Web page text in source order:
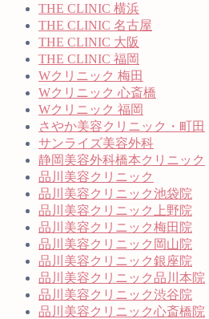
THE CLINIC 横浜
THE CLINIC 名古屋
THE CLINIC 大阪
THE CLINIC 福岡
Wクリニック 梅田
Wクリニック 心斎橋
Wクリニック 福岡
さやか美容クリニック・町田
サンライズ美容外科
静岡美容外科橋本クリニック
品川美容クリニック
品川美容クリニック池袋院
品川美容クリニック上野院
品川美容クリニック梅田院
品川美容クリニック岡山院
品川美容クリニック銀座院
品川美容クリニック品川本院
品川美容クリニック渋谷院
品川美容クリニック心斎橋院